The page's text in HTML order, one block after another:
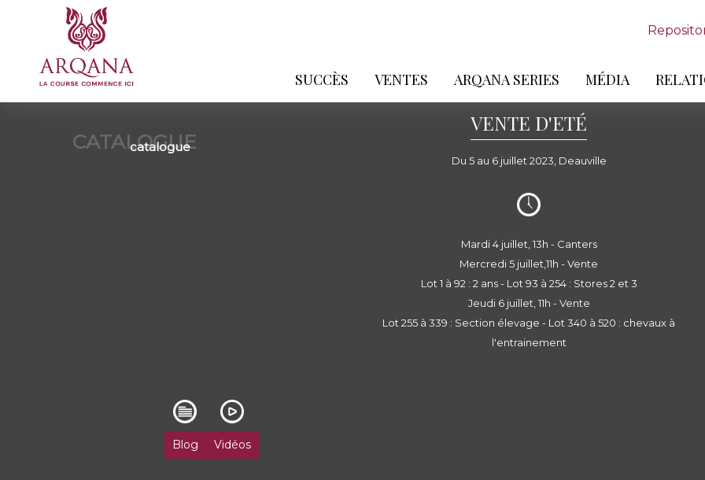
SUCCÈS VENTES ARQANA SERIES MÉDIA
CATALOGUE
catalogue
VENTE D'ETÉ
Du 5 au 6 juillet 2023, Deauville
Blog Vidéos
Mardi 4 juillet, 13h - Canters
Mercredi 5 juillet,11h - Vente
Lot 1 à 92 : 2 ans - Lot 93 à 254 : Stores 2 et 3
Jeudi 6 juillet, 11h - Vente
Lot 255 à 339 : Section élevage - Lot 340 à 520 : chevaux à
l'entrainement